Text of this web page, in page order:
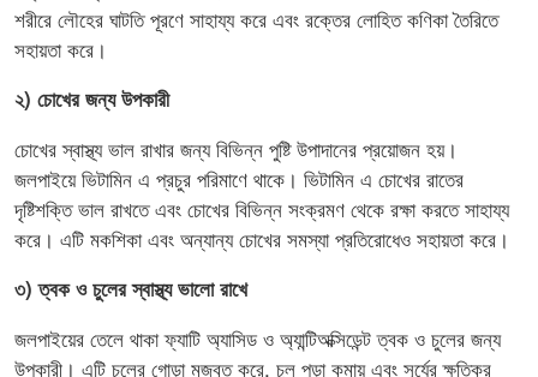
শরীরে লৌহের ঘাটতি পূরণে সাহায্য করে এবং রক্তের লোহিত কণিকা তৈরিতে
সহায়তা করে।
২) চোখের জন্য উপকারী
চোখের স্বাস্থ্য ভাল রাখার জন্য বিভিন্ন পুষ্টি উপাদানের প্রয়োজন হয়।
জলপাইয়ে ভিটামিন এ প্রচুর পরিমাণে থাকে। ভিটামিন এ চোখের রাতের
দৃষ্টিশক্তি ভাল রাখতে এবং চোখের বিভিন্ন সংক্রমণ থেকে রক্ষা করতে সাহায্য
করে। এটি মকশিকা এবং অন্যান্য চোখের সমস্যা প্রতিরোধেও সহায়তা করে।
৩) ত্বক ও চুলের স্বাস্থ্য ভালো রাখে
জলপাইয়ের তেলে থাকা ফ্যাটি অ্যাসিড ও অ্যান্টিঅক্সিডেন্ট ত্বক ও চুলের জন্য
উপকারী। এটি চুলের গোড়া মজবুত করে, চুল পড়া কমায় এবং সূর্যের ক্ষতিকর